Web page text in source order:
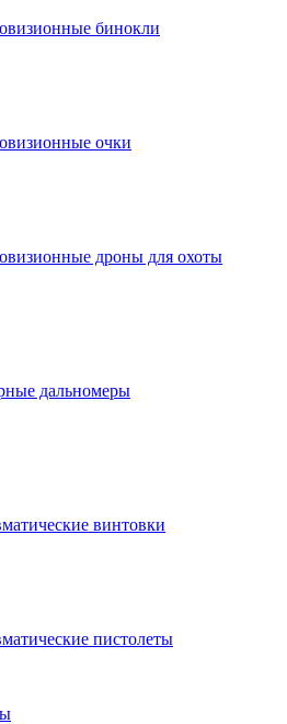
бинокли
очки
дроны для охоты
дальномеры
винтовки
пистолеты